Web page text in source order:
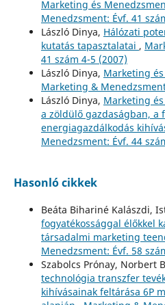
Marketing és
Menedzsment: Évf. 41
László Dinya, Hálózati
kutatás tapasztalatai ,
41 szám 4-5 (2007)
László Dinya, Marketing
Marketing &
László Dinya, Marketing
a zöldülő gazdaságban, a
energiagazdálkodás
Menedzsment: Évf. 44
Hasonló cikkek
Beáta Bihariné Kalászdi,
fogyatékossággal élőkkel
társadalmi marketing
Menedzsment: Évf. 58
Szabolcs Prónay, Norbert
technológia transzfer
kihívásainak feltárása 6P